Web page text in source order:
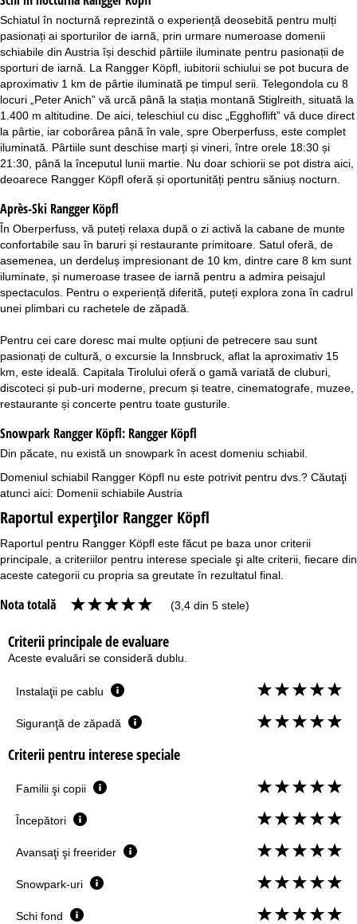
Schiatul în nocturnă reprezintă o experiență deosebită pentru mulți
pasionați ai sporturilor de iarnă, prin urmare numeroase domenii
schiabile din Austria își deschid pârtiile iluminate pentru pasionații de
sporturi de iarnă. La Rangger Köpfl, iubitorii schiului se pot bucura de
aproximativ 1 km de pârtie iluminată pe timpul serii. Telegondola cu 8
locuri „Peter Anich” vă urcă până la stația montană Stiglreith, situată la
1.400 m altitudine. De aici, teleschiul cu disc „Egghoflift” vă duce direct
la pârtie, iar coborârea până în vale, spre Oberperfuss, este complet
iluminată. Pârtiile sunt deschise marți și vineri, între orele 18:30 și
21:30, până la începutul lunii martie. Nu doar schiorii se pot distra aici,
deoarece Rangger Köpfl oferă și oportunități pentru săniuș nocturn.
Après-Ski Rangger Köpfl
În Oberperfuss, vă puteți relaxa după o zi activă la cabane de munte
confortabile sau în baruri și restaurante primitoare. Satul oferă, de
asemenea, un derdeluș impresionant de 10 km, dintre care 8 km sunt
iluminate, și numeroase trasee de iarnă pentru a admira peisajul
spectaculos. Pentru o experiență diferită, puteți explora zona în cadrul
unei plimbari cu rachetele de zăpadă.
Pentru cei care doresc mai multe opțiuni de petrecere sau sunt
pasionați de cultură, o excursie la Innsbruck, aflat la aproximativ 15
km, este ideală. Capitala Tirolului oferă o gamă variată de cluburi,
discoteci și pub-uri moderne, precum și teatre, cinematografe, muzee,
restaurante și concerte pentru toate gusturile.
Snowpark Rangger Köpfl: Rangger Köpfl
Din păcate, nu există un snowpark în acest domeniu schiabil.
Domeniul schiabil Rangger Köpfl nu este potrivit pentru dvs.? Căutaţi
atunci aici: Domenii schiabile Austria
Raportul experţilor Rangger Köpfl
Raportul pentru Rangger Köpfl este făcut pe baza unor criterii
principale, a criteriilor pentru interese speciale şi alte criterii, fiecare din
aceste categorii cu propria sa greutate în rezultatul final.
Nota totală (3,4 din 5 stele)
Criterii principale de evaluare
Aceste evaluări se consideră dublu.
Instalaţii pe cablu
Siguranţă de zăpadă
Criterii pentru interese speciale
Familii şi copii
Începători
Avansaţi şi freerider
Snowpark-uri
Schi fond